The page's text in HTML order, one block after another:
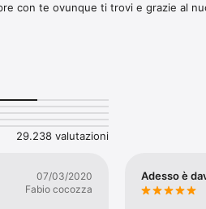
con te ovunque ti trovi e grazie al
UV, orari di alba e tramonto e stato
(Numero piste, tipologia, piste
acque, divieti di balneazione) e le
previsioni con news in tempo reale,
climatici e curiosità. Puoi
29.238 valutazioni
07/03/2020
Fabio cocozza
Adesso è